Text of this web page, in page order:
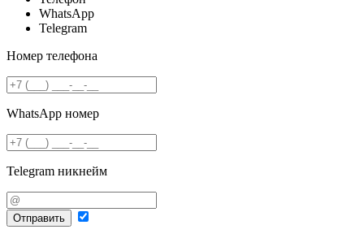
WhatsApp
Telegram
Номер телефона
WhatsApp номер
Telegram никнейм
Отправить